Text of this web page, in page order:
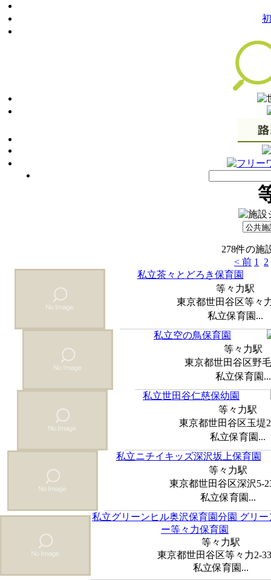
278件の施
< 前 1
2
私立茶々とどろき保育園
等々力駅
東京都世田谷区等々
私立保育園...
私立空の鳥保育園
等々力駅
東京都世田谷区野
私立保育園...
私立世田谷仁慈保幼園
等々力駅
東京都世田谷区玉堤
私立保育園...
私立ニチイキッズ深沢坂上保育園
等々力駅
東京都世田谷区深沢5-
私立保育園...
私立グリーンヒル奥沢保育園分園 グリー
ー等々力保育園
等々力駅
東京都世田谷区等々力2-
私立保育園...